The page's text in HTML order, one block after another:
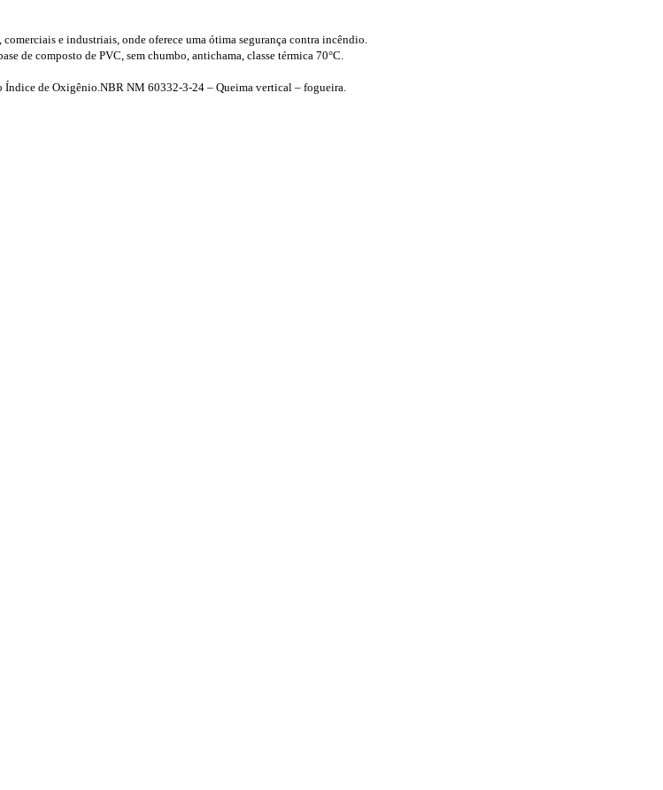
e industriais, onde oferece uma ótima segurança contra incêndio.
de composto de PVC, sem chumbo, antichama, classe térmica70°C
Índice de Oxigênio.NBR NM 60332-3-24 – Queima vertical – fogueira.